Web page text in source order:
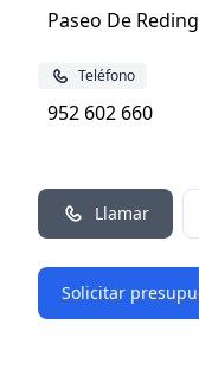
Paseo De
Teléfono
952 602 660
Llamar
Solicitar